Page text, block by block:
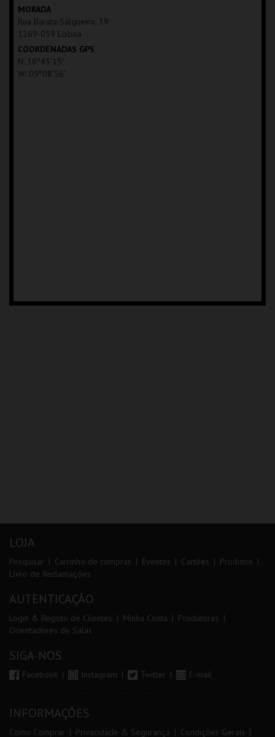
MAIS INFO
COMPRAR
MORADA
Rua Barata Salgueiro, 39
1269-059 Lisboa
COORDENADAS GPS
N: 38º43'15"
W: 09º08'56"
LOJA
Pesquisar Carrinho de compras Eventos Cartões
Produtos
Livro de Reclamações
AUTENTICAÇÃO
Login & Registo de Clientes Minha Conta
Produtores
Orientadores de Salas
SIGA-NOS
Facebook Instagram Twitter E-mail
INFORMAÇÕES
Como Comprar Privacidade & Segurança Condições Gerais